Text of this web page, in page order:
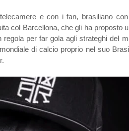
e con i fan, brasiliano con
col Barcellona, che gli ha proposto
per far gola agli strateghi del
di calcio proprio nel suo